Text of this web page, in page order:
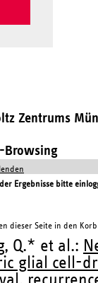
Zentrums
Browsing
Ergebnisse bitte
dieser Seite in den
Q.* et al.:
glial cell-